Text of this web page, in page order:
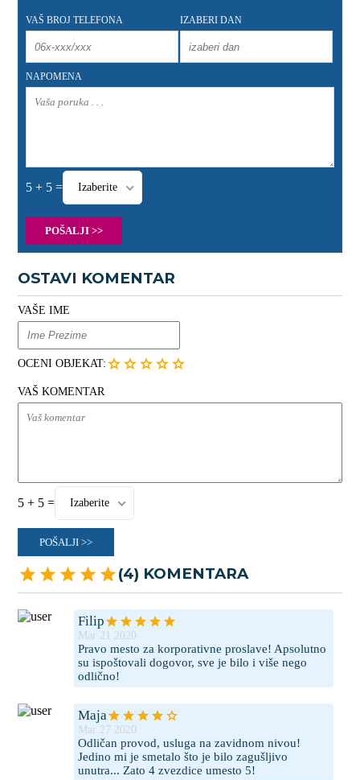
VAŠ BROJ TELEFONA IZABERI DAN
NAPOMENA
5 + 5 = Izaberite
POŠALJI >>
OSTAVI KOMENTAR
VAŠE IME
OCENI OBJEKAT:
VAŠ KOMENTAR
5 + 5 = Izaberite
POŠALJI >>
(4) KOMENTARA
Filip
Mar 21 2020
Pravo mesto za korporativne proslave! Apsolutno
su ispoštovali dogovor, sve je bilo i više nego
odlično!
Maja
Mar 27 2020
Odličan provod, usluga na zavidnom nivou!
Jedino mi je smetalo što je bilo zagušljivo
unutra... Zato 4 zvezdice umesto 5!